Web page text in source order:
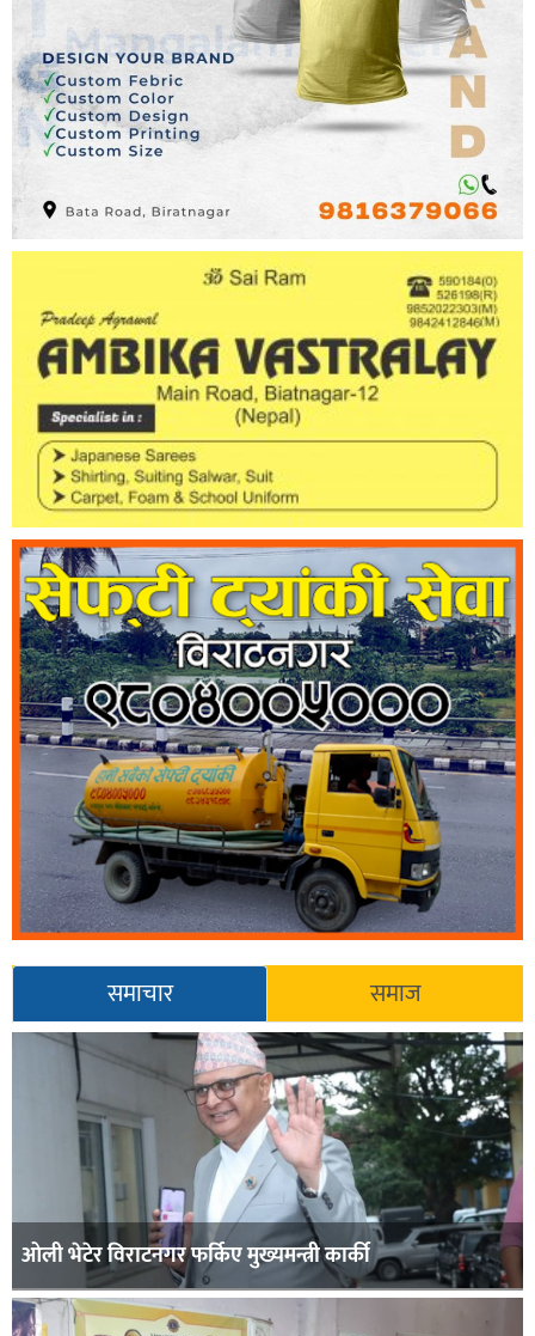
समाचार समाज
ओली भेटेर विराटनगर फर्किए मुख्यमन्त्री कार्की